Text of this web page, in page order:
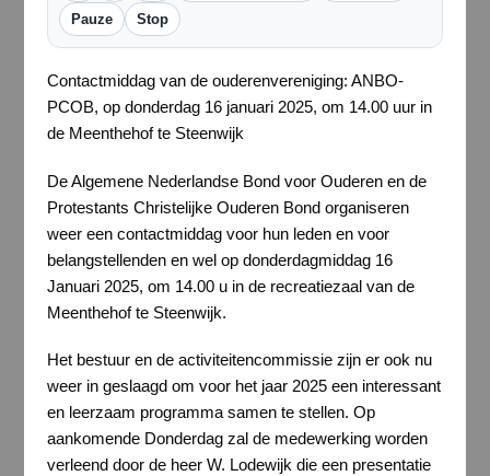
Pauze Stop
Contactmiddag van de ouderenvereniging: ANBO-
PCOB, op donderdag 16 januari 2025, om 14.00 uur in
de Meenthehof te Steenwijk
De Algemene Nederlandse Bond voor Ouderen en de
Protestants Christelijke Ouderen Bond organiseren
weer een contactmiddag voor hun leden en voor
belangstellenden en wel op donderdagmiddag 16
Januari 2025, om 14.00 u in de recreatiezaal van de
Meenthehof te Steenwijk.
Het bestuur en de activiteitencommissie zijn er ook nu
weer in geslaagd om voor het jaar 2025 een interessant
en leerzaam programma samen te stellen. Op
aankomende Donderdag zal de medewerking worden
verleend door de heer W. Lodewijk die een presentatie